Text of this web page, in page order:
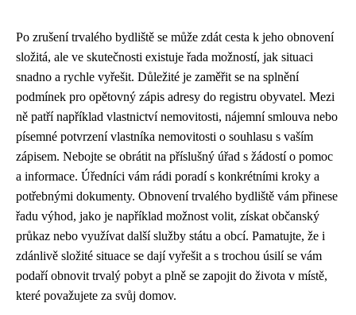
Po zrušení trvalého bydliště se může zdát cesta k jeho obnovení
složitá, ale ve skutečnosti existuje řada možností, jak situaci
snadno a rychle vyřešit. Důležité je zaměřit se na splnění
podmínek pro opětovný zápis adresy do registru obyvatel. Mezi
ně patří například vlastnictví nemovitosti, nájemní smlouva nebo
písemné potvrzení vlastníka nemovitosti o souhlasu s vaším
zápisem. Nebojte se obrátit na příslušný úřad s žádostí o pomoc
a informace. Úředníci vám rádi poradí s konkrétními kroky a
potřebnými dokumenty. Obnovení trvalého bydliště vám přinese
řadu výhod, jako je například možnost volit, získat občanský
průkaz nebo využívat další služby státu a obcí. Pamatujte, že i
zdánlivě složité situace se dají vyřešit a s trochou úsilí se vám
podaří obnovit trvalý pobyt a plně se zapojit do života v místě,
které považujete za svůj domov.